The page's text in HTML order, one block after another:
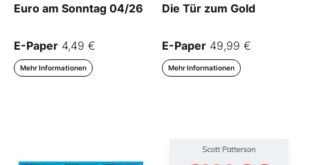
Euro am Sonntag 04/26
E-Paper 4,49 €
Mehr Informationen
Die Tür zum Gold
E-Paper 49,99 €
Mehr Informationen